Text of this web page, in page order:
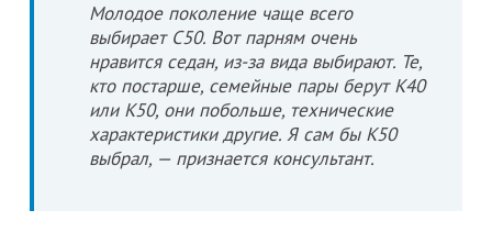
Молодое поколение чаще всего
выбирает C50. Вот парням очень
нравится седан, из-за вида выбирают. Те,
кто постарше, семейные пары берут К40
или К50, они побольше, технические
характеристики другие. Я сам бы К50
выбрал, — признается консультант.